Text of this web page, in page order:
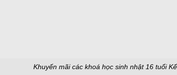
Khuyến mãi các khoá học sinh nhật 16 tuổi